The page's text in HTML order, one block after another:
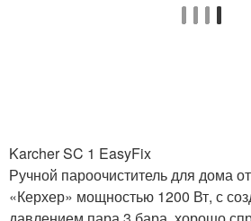
Karcher SC 1 EasyFix
Ручной пароочиститель для дома
«Керхер» мощностью 1200 Вт, с